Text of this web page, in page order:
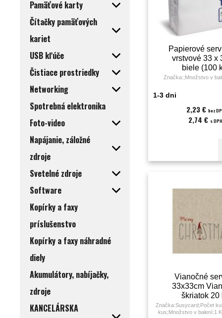
Pamäťové karty
Čítačky pamäťových
kariet
USB kľúče
Čistiace prostriedky
Networking
Spotrebná elektronika
Foto-video
Napájanie, záložné
zdroje
Svetelné zdroje
Software
Kopírky a faxy
príslušenstvo
Kopírky a faxy náhradné
diely
Akumulátory, nabíjačky,
zdroje
KANCELÁRSKA
Papierové
vrstvové 33 x
biele (100
Značka:;Množstvo v
1-3 dni
2,23 € bez
2,74 € s DPH
Vianočné
33x33cm
škriatok 20
Značka:Susycard;Počet
kus;Množstvo v balení:1